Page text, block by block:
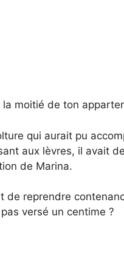
moitié de ton
qui aurait pu
aux lèvres, il avait
de Marina.
reprendre
versé un centime ?